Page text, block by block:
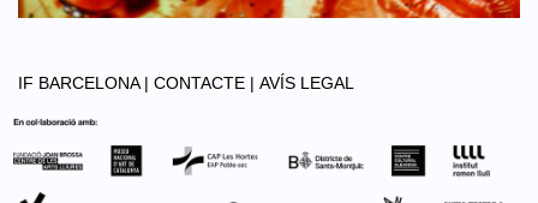
IF BARCELONA | CONTACTE | AVÍS LEGAL